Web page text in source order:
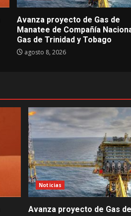
Avanza proyecto de Gas de
Manatee de Compañía
Gas de Trinidad y Tobago
agosto 8, 2026
Noticias
Avanza proyecto de Gas